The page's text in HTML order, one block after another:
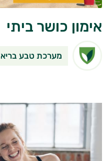
אימון כושר ביתי
מערכת טבע בריא